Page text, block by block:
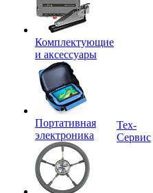
Комплектующие
и аксессуары
Портативная
электроника
Tex-
Сервис